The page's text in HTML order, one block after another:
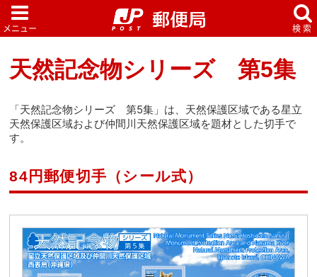
天然記念物シリーズ 第5集
「天然記念物シリーズ 第5集」は、天然保護区域である星立
天然保護区域および仲間川天然保護区域を題材とした切手で
す。
84円郵便切手（シール式）